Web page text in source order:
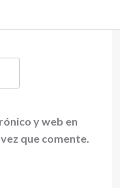
y web en
que comente.